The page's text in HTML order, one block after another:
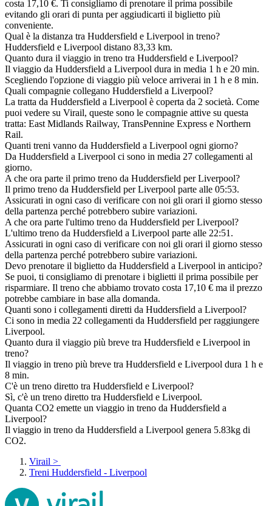
costa 17,10 €. Ti consigliamo di prenotare il prima possibile
evitando gli orari di punta per aggiudicarti il biglietto più
conveniente.
Qual è la distanza tra Huddersfield e Liverpool in treno?
Huddersfield e Liverpool distano 83,33 km.
Quanto dura il viaggio in treno tra Huddersfield e Liverpool?
Il viaggio da Huddersfield a Liverpool dura in media 1 h e 20 min.
Scegliendo l'opzione di viaggio più veloce arriverai in 1 h e 8 min.
Quali compagnie collegano Huddersfield a Liverpool?
La tratta da Huddersfield a Liverpool è coperta da 2 società. Come
puoi vedere su Virail, queste sono le compagnie attive su questa
tratta: East Midlands Railway, TransPennine Express e Northern
Rail.
Quanti treni vanno da Huddersfield a Liverpool ogni giorno?
Da Huddersfield a Liverpool ci sono in media 27 collegamenti al
giorno.
A che ora parte il primo treno da Huddersfield per Liverpool?
Il primo treno da Huddersfield per Liverpool parte alle 05:53.
Assicurati in ogni caso di verificare con noi gli orari il giorno stesso
della partenza perché potrebbero subire variazioni.
A che ora parte l'ultimo treno da Huddersfield per Liverpool?
L'ultimo treno da Huddersfield a Liverpool parte alle 22:51.
Assicurati in ogni caso di verificare con noi gli orari il giorno stesso
della partenza perché potrebbero subire variazioni.
Devo prenotare il biglietto da Huddersfield a Liverpool in anticipo?
Se puoi, ti consigliamo di prenotare i biglietti il prima possibile per
risparmiare. Il treno che abbiamo trovato costa 17,10 € ma il prezzo
potrebbe cambiare in base alla domanda.
Quanti sono i collegamenti diretti da Huddersfield a Liverpool?
Ci sono in media 22 collegamenti da Huddersfield per raggiungere
Liverpool.
Quanto dura il viaggio più breve tra Huddersfield e Liverpool in
treno?
Il viaggio in treno più breve tra Huddersfield e Liverpool dura 1 h e
8 min.
C'è un treno diretto tra Huddersfield e Liverpool?
Sì, c'è un treno diretto tra Huddersfield e Liverpool.
Quanta CO2 emette un viaggio in treno da Huddersfield a
Liverpool?
Il viaggio in treno da Huddersfield a Liverpool genera 5.83kg di
CO2.
Virail >
Treni Huddersfield - Liverpool